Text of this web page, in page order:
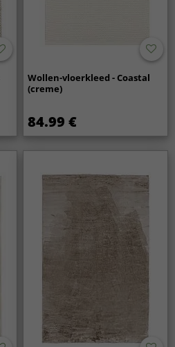
Wollen-vloerkleed - Coastal
(creme)
84.99 €